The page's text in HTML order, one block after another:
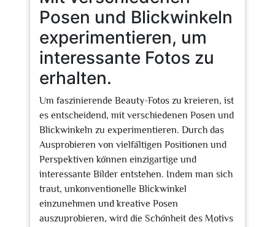
Posen und Blickwinkeln
experimentieren, um
interessante Fotos zu
erhalten.
Um faszinierende Beauty-Fotos zu kreieren, ist
es entscheidend, mit verschiedenen Posen und
Blickwinkeln zu experimentieren. Durch das
Ausprobieren von vielfältigen Positionen und
Perspektiven können einzigartige und
interessante Bilder entstehen. Indem man sich
traut, unkonventionelle Blickwinkel
einzunehmen und kreative Posen
auszuprobieren, wird die Schönheit des Motivs